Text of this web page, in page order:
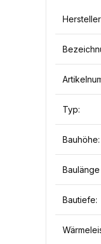
Typ:
Bauhöhe:
Bautiefe: